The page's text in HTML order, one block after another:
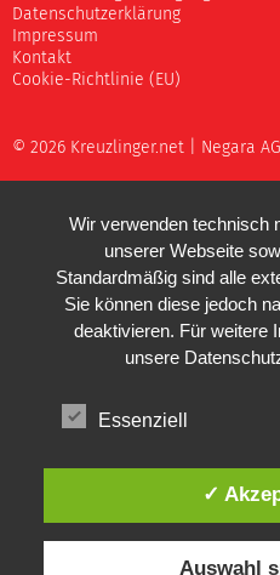
Datenschutzerklärung
Impressum
Kontakt
Cookie-Richtlinie (EU)
© 2026 Kreuzlinger.net | Negara AG
Wir verwenden technisch
unserer Webseite
Standardmäßig sind alle
Sie können diese jedoch
deaktivieren. Für weitere
unsere
Essenziell
✓
Auswahl